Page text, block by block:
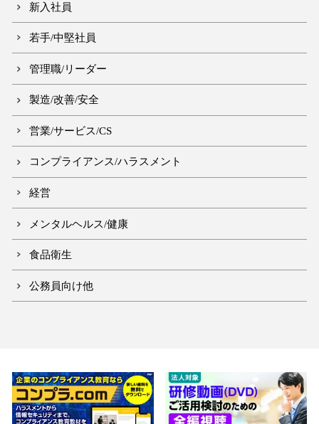
新入社員
若手/中堅社員
管理職/リーダー
製造/改善/安全
営業/サービス/CS
コンプライアンス/ハラスメント
経営
メンタルヘルス/健康
食品衛生
公務員向け他